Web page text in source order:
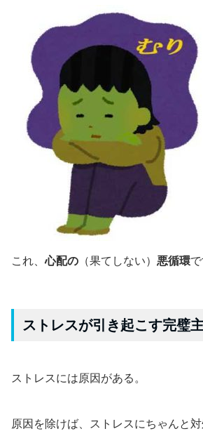
これ、心配の （果てしない） 悪循環で
ストレスが引き起こす完璧
ストレスには原因がある。
原因を除けば、ストレスにちゃんと対